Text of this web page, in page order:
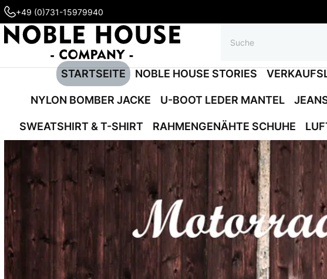
+49 (0)731-15979940
STARTSEITE NOBLE HOUSE STORIES
NYLON BOMBER JACKE U-BOOT LEDER MANTEL
SWEATSHIRT & T-SHIRT RAHMENGENÄHTE SCHUHE